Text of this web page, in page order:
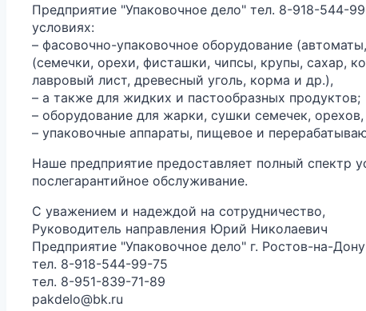
Предприятие "Упаковочное дело" тел. 8-918-544-
условиях:
– фасовочно-упаковочное оборудование
(семечки, орехи, фисташки, чипсы, крупы, сахар,
лавровый лист, древесный уголь, корма и др.),
– а также для жидких и пастообразных продуктов;
– оборудование для жарки, сушки семечек,
– упаковочные аппараты, пищевое и
Наше предприятие предоставляет полный спектр
послегарантийное обслуживание.
С уважением и надеждой на сотрудничество,
Руководитель направления Юрий Николаевич
Предприятие "Упаковочное дело" г. Ростов-на-Дону
тел. 8-918-544-99-75
тел. 8-951-839-71-89
pakdelo@bk.ru